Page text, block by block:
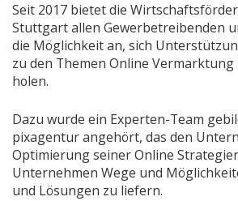
Seit 2017 bietet die
Stuttgart allen Gewerbetreibenden
die Möglichkeit an, sich
zu den Themen Online Vermarktung
holen.
Dazu wurde ein Experten-Team
pixagentur angehört, das den
Optimierung seiner Online
Unternehmen Wege und
und Lösungen zu liefern.